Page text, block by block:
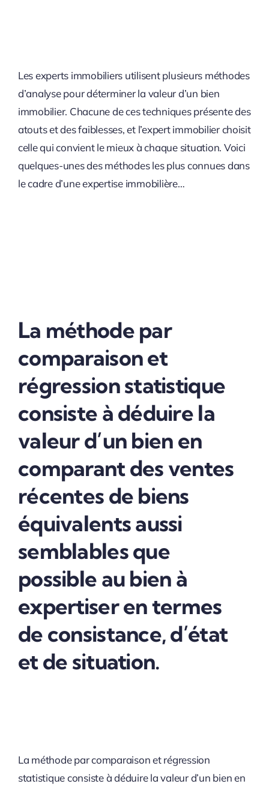
Les experts immobiliers utilisent plusieurs méthodes
d’analyse pour déterminer la valeur d’un bien
immobilier. Chacune de ces techniques présente des
atouts et des faiblesses, et l’expert immobilier choisit
celle qui convient le mieux à chaque situation. Voici
quelques-unes des méthodes les plus connues dans
le cadre d’une expertise immobilière…
La méthode par
comparaison et
régression statistique
consiste à déduire la
valeur d’un bien en
comparant des ventes
récentes de biens
équivalents aussi
semblables que
possible au bien à
expertiser en termes
de consistance, d’état
et de situation.
La méthode par comparaison et régression
statistique consiste à déduire la valeur d’un bien en